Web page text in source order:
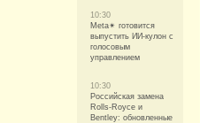
10:30
Meta✴ готовится
выпустить ИИ-кулон с
голосовым
управлением
10:30
Российская замена
Rolls-Royce и
Bentley: обновленные